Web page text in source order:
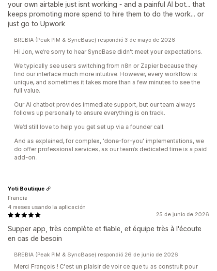
your own airtable just isnt working - and a painful AI bot... that
keeps promoting more spend to hire them to do the work... or
just go to Upwork
BREBIA (Peak PIM & SyncBase) respondió 3 de mayo de 2026
Hi Jon, we’re sorry to hear SyncBase didn't meet your expectations.
We typically see users switching from n8n or Zapier because they
find our interface much more intuitive. However, every workflow is
unique, and sometimes it takes more than a few minutes to see the
full value.
Our AI chatbot provides immediate support, but our team always
follows up personally to ensure everything is on track.
We’d still love to help you get set up via a founder call.
And as explained, for complex, 'done-for-you' implementations, we
do offer professional services, as our team’s dedicated time is a paid
add-on.
25 de junio de 2026
Supper app, très complète et fiable, et équipe très à l'écoute
en cas de besoin
Yoti Boutique
Francia
4 meses usando la aplicación
BREBIA (Peak PIM & SyncBase) respondió 26 de junio de 2026
Merci François ! C'est un plaisir de voir ce que tu as construit pour